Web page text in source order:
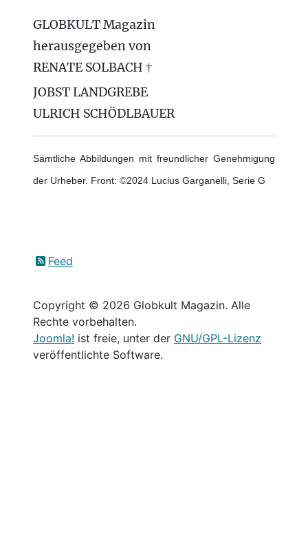
GLOBKULT Magazin
herausgegeben von
RENATE SOLBACH †
JOBST LANDGREBE
ULRICH SCHÖDLBAUER
Sämtliche Abbildungen mit freundlicher Genehmigung
der Urheber. Front: ©2024 Lucius Garganelli, Serie G
Feed
Copyright © 2026 Globkult Magazin. Alle
Rechte vorbehalten.
Joomla! ist freie, unter der GNU/GPL-Lizenz
veröffentlichte Software.